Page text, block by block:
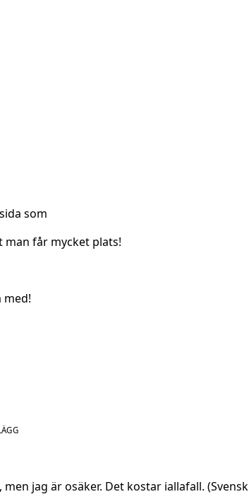
som
får mycket plats!
med!
men jag är osäker. Det kostar iallafall. (Svensk